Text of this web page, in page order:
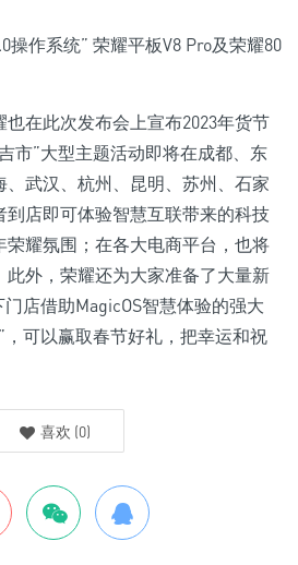
在此次发布会上宣布2023年货节
市”大型主题活动即将在成都、东
武汉、杭州、昆明、苏州、石家
到店即可体验智慧互联带来的科技
荣耀氛围；在各大电商平台，也将
此外，荣耀还为大家准备了大量新
店借助MagicOS智慧体验的强大
，可以赢取春节好礼，把幸运和祝
喜欢 (0)